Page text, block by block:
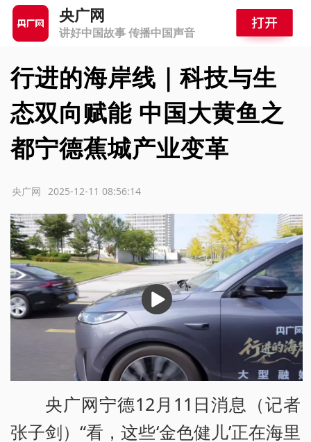
央广网
讲好中国故事 传播中国声音
行进的海岸线｜科技与生
态双向赋能 中国大黄鱼之
都宁德蕉城产业变革
2025-12-11 08:56:14
央广网
播
放
央广网宁德12月11日消息（记者
张子剑）“看，这些‘金色健儿’正在海里